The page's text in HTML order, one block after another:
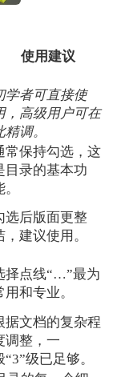
使用建议
学者可直接使
，高级用户可在
精调。
常保持勾选，这
目录的基本功
选后版面更整
，建议使用。
择点线“…”最为
用和专业。
据文档的复杂程
调整，一
“3”级已足够。